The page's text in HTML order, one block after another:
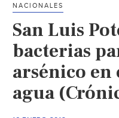
NACIONALES
San Luis
bacterias
arsénico en
agua